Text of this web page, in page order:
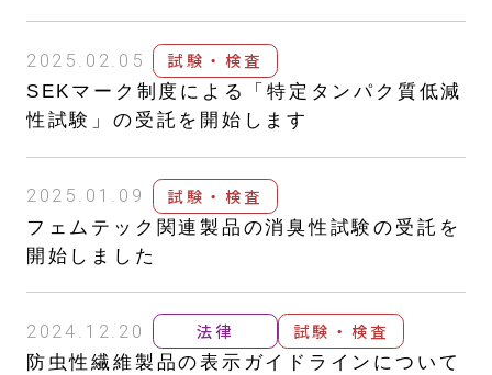
2025.02.05 試験・検査
SEKマーク制度による「特定タンパク質低減
性試験」の受託を開始します
2025.01.09 試験・検査
フェムテック関連製品の消臭性試験の受託を
開始しました
2024.12.20 法律 試験・検査
防虫性繊維製品の表示ガイドラインについて